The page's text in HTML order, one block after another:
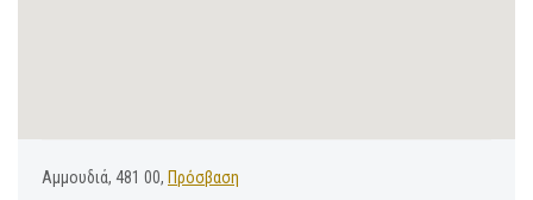
Αμμουδιά, 481 00, Πρόσβαση